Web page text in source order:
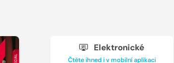
Elektronické
Čtěte ihned i v mobilní aplikaci